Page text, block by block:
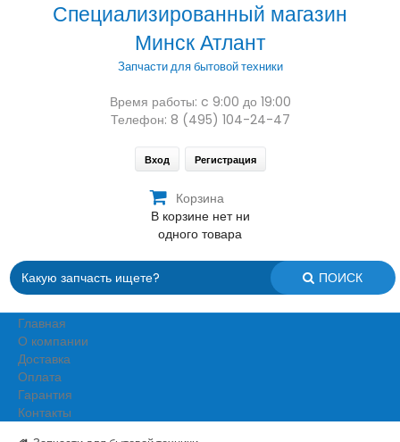
Специализированный магазин
Минск Атлант
Запчасти для бытовой техники
Время работы: c 9:00 до 19:00
Телефон: 8 (495) 104-24-47
Вход Регистрация
Корзина
В корзине нет ни
одного товара
ПОИСК
Главная
О компании
Доставка
Оплата
Гарантия
Контакты